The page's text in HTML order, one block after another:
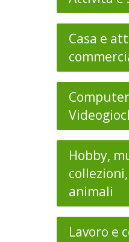
Casa e
Hobby,
animali
Lavoro e